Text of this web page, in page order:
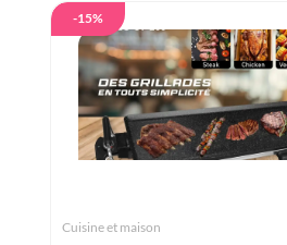
-15%
Cuisine et maison